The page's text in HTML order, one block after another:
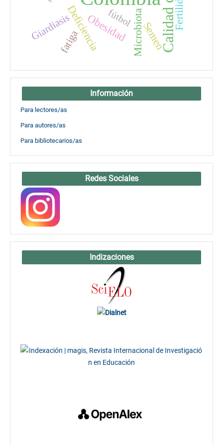
Microbiota
Obesidad Semen
Fertilidad
Deficiencia
fatiga
Giardiasis fútbol
Información
Para lectores/as
Para autores/as
Para bibliotecarios/as
Redes Sociales
Indizaciones